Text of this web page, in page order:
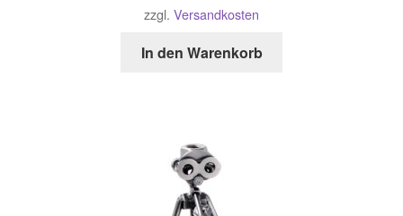
zzgl. Versandkosten
In den Warenkorb